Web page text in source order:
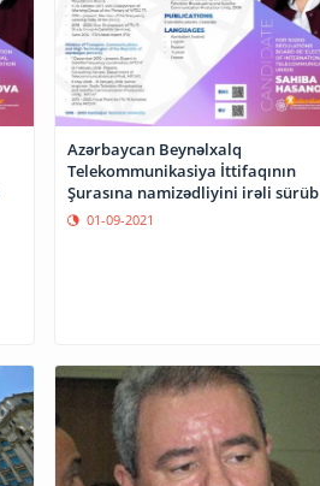
Azərbaycan Beynəlxalq
Telekommunikasiya İttifaqının
Şurasına namizədliyini irəli sürüb
01-09-2021